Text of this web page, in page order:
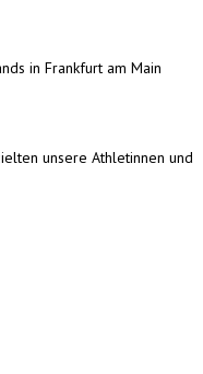
in Frankfurt am Main
unsere Athletinnen und